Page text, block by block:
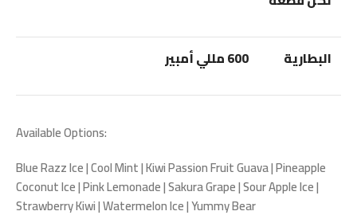
البطارية 600 مللي أمبير
Available Options:
Blue Razz Ice | Cool Mint | Kiwi Passion Fruit Guava | Pineapple
Coconut Ice | Pink Lemonade | Sakura Grape | Sour Apple Ice |
Strawberry Kiwi | Watermelon Ice | Yummy Bear